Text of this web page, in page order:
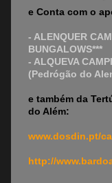
e Conta com o
- ALENQUER
BUNGALOWS***
- ALQUEVA
(Pedrógão do
e também da
do Além:
www.dosdin.pt/
http://